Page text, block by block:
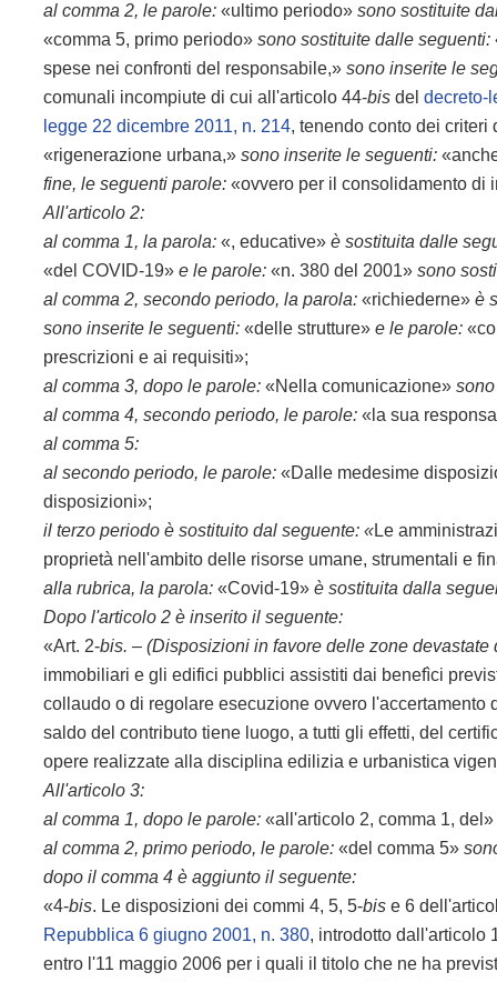
al comma 2, le parole: «ultimo periodo»sono sostituite
«comma 5, primo periodo»sono sostituite dalle seguenti:
spese nei confronti del responsabile,»sono inserite le
comunali incompiute di cui all'articolo 44-bis deldecreto-
legge 22 dicembre 2011, n. 214, tenendo conto dei
«rigenerazione urbana,»sono inserite le seguenti:
fine, le seguenti parole: «ovvero per il consolidamento di
All'articolo 2:
al comma 1, la parola: «, educative»è sostituita dalle
«del COVID-19»e le parole: «n. 380 del 2001»sono
al comma 2, secondo periodo, la parola: «richiederne»è
sono inserite le seguenti: «delle strutture»e le parole:
prescrizioni e ai requisiti»;
al comma 3, dopo le parole: «Nella comunicazione»
al comma 4, secondo periodo, le parole: «la sua
al comma 5:
al secondo periodo, le parole: «Dalle medesime
disposizioni»;
il terzo periodo è sostituito dal seguente: «Le
proprietà nell'ambito delle risorse umane, strumentali e
alla rubrica, la parola: «Covid-19»è sostituita dalla
Dopo l'articolo 2 è inserito il seguente:
«Art. 2-bis. – (Disposizioni in favore delle zone
immobiliari e gli edifici pubblici assistiti dai benefìci
collaudo o di regolare esecuzione ovvero
saldo del contributo tiene luogo, a tutti gli effetti, del
opere realizzate alla disciplina edilizia e urbanistica
All'articolo 3:
al comma 1, dopo le parole: «all'articolo 2, comma 1,
al comma 2, primo periodo, le parole: «del comma 5»
dopo il comma 4 è aggiunto il seguente:
«4-bis. Le disposizioni dei commi 4, 5, 5-bis e 6
Repubblica 6 giugno 2001, n. 380, introdotto dall'articolo
entro l'11 maggio 2006 per i quali il titolo che ne ha